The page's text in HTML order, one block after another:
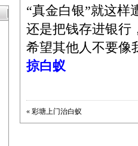
“真金白银”就这样
还是把钱存进银行
希望其他人不要像
掠白蚁
« 彩塘上门治白蚁